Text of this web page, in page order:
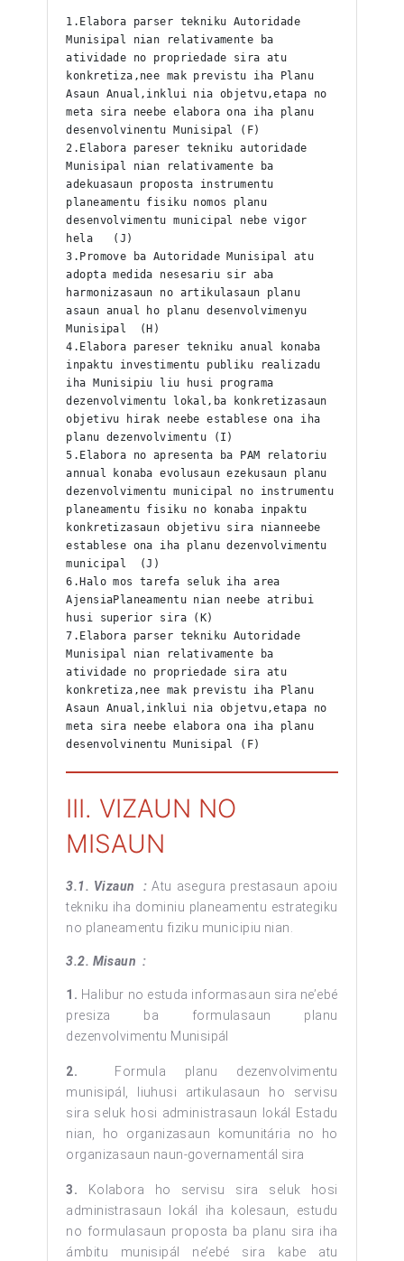
1.Elabora parser tekniku Autoridade
Munisipal nian relativamente ba
atividade no propriedade sira atu
konkretiza,nee mak previstu iha Planu
Asaun Anual,inklui nia objetvu,etapa no
meta sira neebe elabora ona iha planu
desenvolvinentu Munisipal (F)
2.Elabora pareser tekniku autoridade
Munisipal nian relativamente ba
adekuasaun proposta instrumentu
planeamentu fisiku nomos planu
desenvolvimentu municipal nebe vigor
hela   (J)
3.Promove ba Autoridade Munisipal atu
adopta medida nesesariu sir aba
harmonizasaun no artikulasaun planu
asaun anual ho planu desenvolvimenyu
Munisipal  (H)
4.Elabora pareser tekniku anual konaba
inpaktu investimentu publiku realizadu
iha Munisipiu liu husi programa
dezenvolvimentu lokal,ba konkretizasaun
objetivu hirak neebe establese ona iha
planu dezenvolvimentu (I)
5.Elabora no apresenta ba PAM relatoriu
annual konaba evolusaun ezekusaun planu
dezenvolvimentu municipal no instrumentu
planeamentu fisiku no konaba inpaktu
konkretizasaun objetivu sira nianneebe
establese ona iha planu dezenvolvimentu
municipal  (J)
6.Halo mos tarefa seluk iha area
AjensiaPlaneamentu nian neebe atribui
husi superior sira (K)
7.Elabora parser tekniku Autoridade
Munisipal nian relativamente ba
atividade no propriedade sira atu
konkretiza,nee mak previstu iha Planu
Asaun Anual,inklui nia objetvu,etapa no
meta sira neebe elabora ona iha planu
desenvolvinentu Munisipal (F)
III. VIZAUN NO
MISAUN
3.1. Vizaun :Atu asegura prestasaun apoiu
tekniku iha dominiu planeamentu estrategiku
no planeamentu fiziku municipiu nian.
3.2. Misaun :
1. Halibur no estuda informasaun sira ne’ebé
presiza ba formulasaun planu
dezenvolvimentu Munisipál
2.
Formula planu dezenvolvimentu
munisipál, liuhusi artikulasaun ho servisu
sira seluk hosi administrasaun lokál Estadu
nian, ho organizasaun komunitária no ho
organizasaun naun-governamentál sira
3. Kolabora ho servisu sira seluk hosi
administrasaun lokál iha kolesaun, estudu
no formulasaun proposta ba planu sira iha
ámbitu munisipál ne’ebé sira kabe atu